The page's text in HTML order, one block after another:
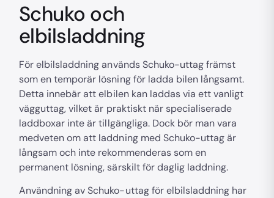
Schuko och
elbilsladdning
För elbilsladdning används Schuko-uttag främst
som en temporär lösning för ladda bilen långsamt.
Detta innebär att elbilen kan laddas via ett vanligt
vägguttag, vilket är praktiskt när specialiserade
laddboxar inte är tillgängliga. Dock bör man vara
medveten om att laddning med Schuko-uttag är
långsam och inte rekommenderas som en
permanent lösning, särskilt för daglig laddning.
Användning av Schuko-uttag för elbilsladdning har